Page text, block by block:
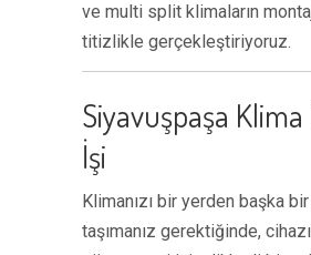
ve multi split klimaların
titizlikle gerçekleştiriyoruz.
Siyavuşpaşa Klima
İşi
Klimanızı bir yerden başka
taşımanız gerektiğinde,